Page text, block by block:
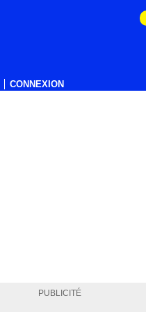
CONNEXION
PUBLICITÉ